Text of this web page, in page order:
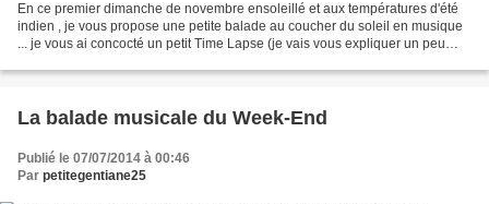
En ce premier dimanche de novembre ensoleillé et aux températures d'été
indien , je vous propose une petite balade au coucher du soleil en musique
... je vous ai concocté un petit Time Lapse (je vais vous expliquer un peu
La balade musicale du Week-End
Publié le 07/07/2014 à 00:46
Par petitegentiane25